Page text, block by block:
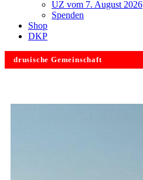
UZ vom 7. August 2026
Spenden
Shop
DKP
drusische Gemeinschaft